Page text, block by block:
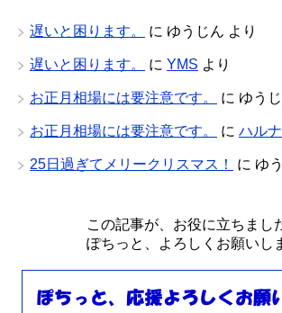
遅いと困ります。 に ゆうじん より
遅いと困ります。 に YMS より
お正月相場には要注意です。 に ゆう
お正月相場には要注意です。 に ハルナ
25日過ぎてメリークリスマス！ に ゆ
この記事が、お役に立ちまし
ぽちっと、よろしくお願いし